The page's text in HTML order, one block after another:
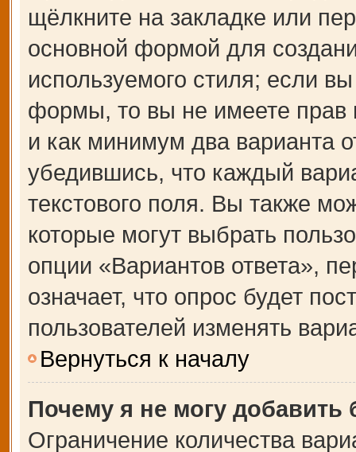
щёлкните на закладке или
основной формой для
используемого стиля; если
формы, то вы не имеете прав
и как минимум два варианта
убедившись, что каждый
текстового поля. Вы также
которые могут выбрать
опции «Вариантов ответа»,
означает, что опрос будет
пользователей изменять
Вернуться к началу
Почему я не могу добавить
Ограничение количества